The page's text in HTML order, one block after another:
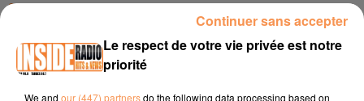
28 février 2023 - 2 min 48 sec
INTERVIEW DE GRÉGOIRE "GROSFILLEX" À LESCAR, SUR RADIO
INSIDE
Le respect de votre vie privée est notre
priorité
We and our (447) partnersdo the following data processing based on
Continuer sans accepter